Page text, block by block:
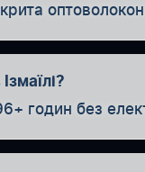
годин без